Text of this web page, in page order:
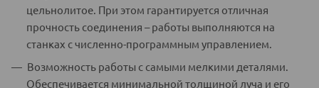
цельнолитое. При этом гарантируется отличная
прочность соединения – работы выполняются на
станках с численно-программным управлением.
Возможность работы с самыми мелкими деталями.
Обеспечивается минимальной толщиной луча и его